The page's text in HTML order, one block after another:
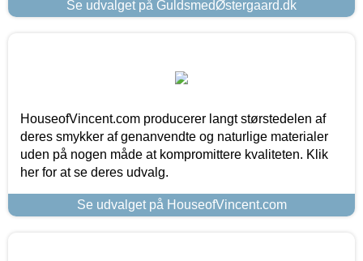
Se udvalget på GuldsmedØstergaard.dk
HouseofVincent.com producerer langt størstedelen af
deres smykker af genanvendte og naturlige materialer
uden på nogen måde at kompromittere kvaliteten. Klik
her for at se deres udvalg.
Se udvalget på HouseofVincent.com